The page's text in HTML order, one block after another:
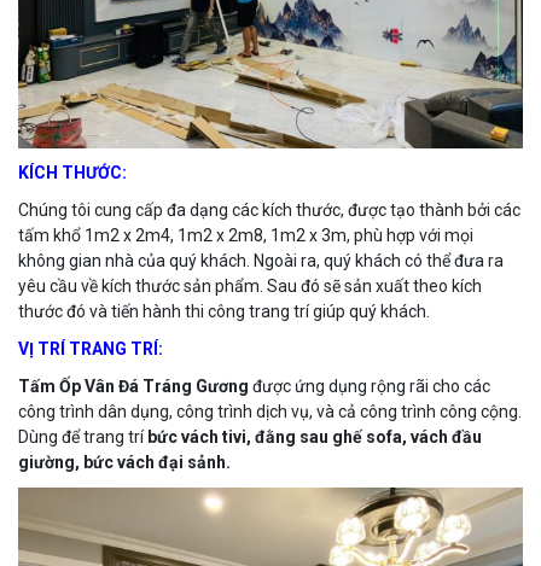
KÍCH THƯỚC:
Chúng tôi cung cấp đa dạng các kích thước, được tạo thành bởi các
tấm khổ 1m2 x 2m4, 1m2 x 2m8, 1m2 x 3m, phù hợp với mọi
không gian nhà của quý khách. Ngoài ra, quý khách có thể đưa ra
yêu cầu về kích thước sản phẩm. Sau đó sẽ sản xuất theo kích
thước đó và tiến hành thi công trang trí giúp quý khách.
VỊ TRÍ TRANG TRÍ:
Tấm Ốp Vân Đá Tráng Gương được ứng dụng rộng rãi cho các
công trình dân dụng, công trình dịch vụ, và cả công trình công cộng.
Dùng để trang trí bức vách tivi, đằng sau ghế sofa, vách đầu
giường, bức vách đại sảnh.